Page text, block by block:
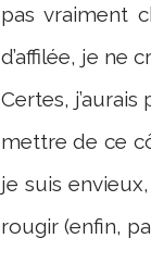
pas vraiment
d’affilée, je ne
Certes,
mettre de ce
je suis
rougir (enfin,